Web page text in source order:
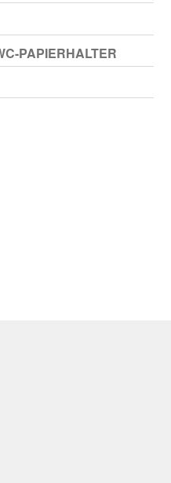
PAPIERHALTER